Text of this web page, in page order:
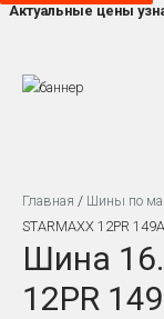
Актуальные цены
Главная / Шины по
STARMAXX 12PR
Шина
12PR